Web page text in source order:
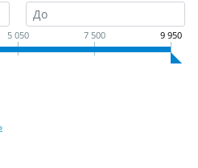
5 050 7 500 9 950